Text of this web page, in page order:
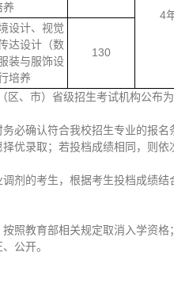
4
养
设计、视觉
达设计（数
装与服饰设
培养
130
、市）省级招生考试机构公布为
确认符合我校招生专业的报
优录取；若投档成绩相同，则
剂的考生，根据考生投档成绩
照教育部相关规定取消入学资格
公开。